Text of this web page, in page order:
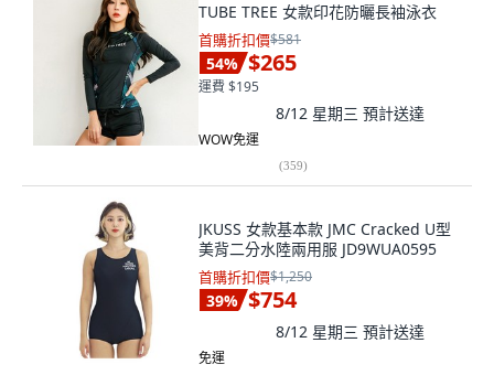
TUBE TREE 女款印花防曬長袖泳衣
首購折扣價$581
54% $265
運費 $195
8/12 星期三 預計送達
WOW免運
(359)
JKUSS 女款基本款 JMC Cracked U型
美背二分水陸兩用服 JD9WUA0595
首購折扣價$1,250
39% $754
8/12 星期三 預計送達
免運